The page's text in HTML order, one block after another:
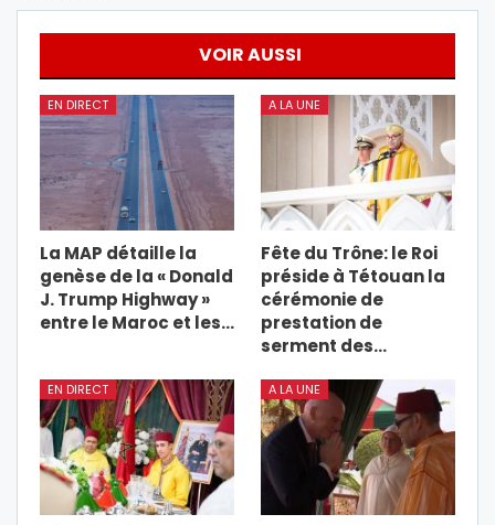
VOIR AUSSI
EN DIRECT
La MAP détaille la
genèse de la « Donald
J. Trump Highway »
entre le Maroc et les…
A LA UNE
Fête du Trône: le Roi
préside à Tétouan la
cérémonie de
prestation de
serment des…
EN DIRECT A LA UNE